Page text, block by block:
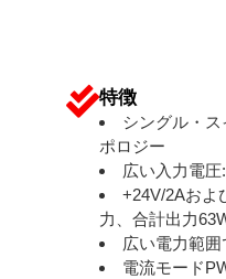
特徴
シングル・
ポロジー
広い入力電圧
+24V/2Aおよ
力、合計出力
広い電力範
電流モード